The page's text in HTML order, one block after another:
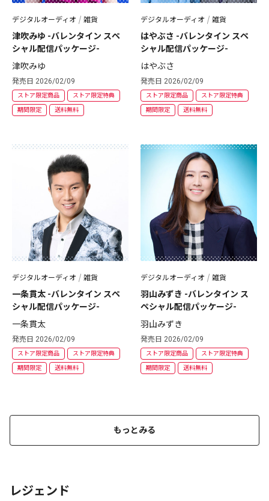
デジタルオーディオ 雑貨
津吹みゆ -バレンタイン スペ
シャル配信パッケージ-
津吹みゆ
発売日 2026/02/09
ストア限定商品 ストア限定特典
期間限定 送料無料
デジタルオーディオ 雑貨
はやぶさ -バレンタイン スペ
シャル配信パッケージ-
はやぶさ
発売日 2026/02/09
ストア限定商品 ストア限定特典
期間限定 送料無料
デジタルオーディオ 雑貨
一条貫太 -バレンタイン スペ
シャル配信パッケージ-
一条貫太
発売日 2026/02/09
ストア限定商品 ストア限定特典
期間限定 送料無料
デジタルオーディオ 雑貨
羽山みずき -バレンタイン ス
ペシャル配信パッケージ-
羽山みずき
発売日 2026/02/09
ストア限定商品 ストア限定特典
期間限定 送料無料
もっとみる
レジェンド